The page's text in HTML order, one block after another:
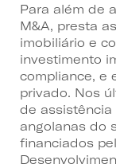
Para além de
M&A, presta
imobiliário e
investimento
compliance, e
privado. Nos
de
angolanas do
financiados